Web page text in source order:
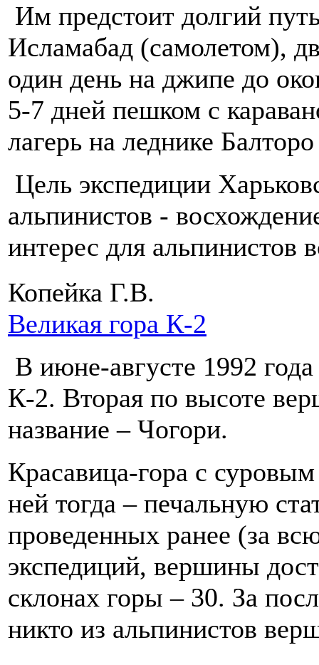
Им предстоит долгий
Исламабад (самолетом),
один день на джипе до
5-7 дней пешком с
лагерь на леднике
Цель экспедиции
альпинистов -
интерес для альпинистов
Копейка Г.В.
Великая гора К-2
В июне-августе 1992
К-2. Вторая по высоте
название – Чогори.
Красавица-гора с
ней тогда – печальную
проведенных ранее (за
экспедиций, вершины
склонах горы – 30. За
никто из альпинистов